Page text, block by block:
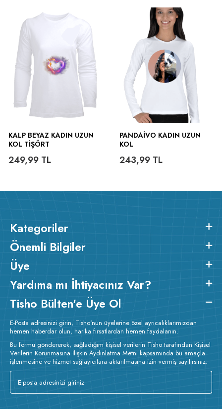
KALP BEYAZ KADIN UZUN
KOL TIŞÖRT
249,99 TL
PANDAIVO KADIN UZUN
KOL
243,99TL
Kategoriler
Önemli Bilgiler
Üye
Yardıma mı İhtiyacınız Var?
Tisho Bülten'e Üye Ol
E-Posta adresinizi girin, Tisho'nun üyelerine özel ayrıcalıklarımızdan
hemen haberdar olun, harika fırsatlardan hemen faydalanın.
Bu formu göndererek, sağladığım kişisel verilerin Tisho tarafından Kişisel
Verilerin Korunmasına İlişkin Aydınlatma Metni kapsamında bu amaçla
işlenmesine ve hizmet sağlayıcılara aktarılmasına izin vermiş sayılırsınız.